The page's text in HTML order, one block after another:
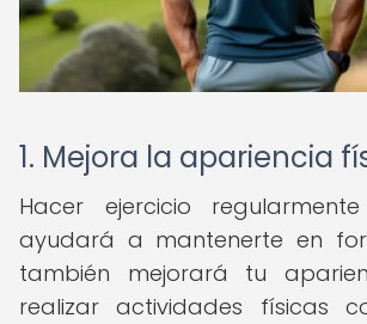
1. Mejora la apariencia
Hacer ejercicio
ayudará a mantenerte en
también mejorará tu
realizar actividades físicas